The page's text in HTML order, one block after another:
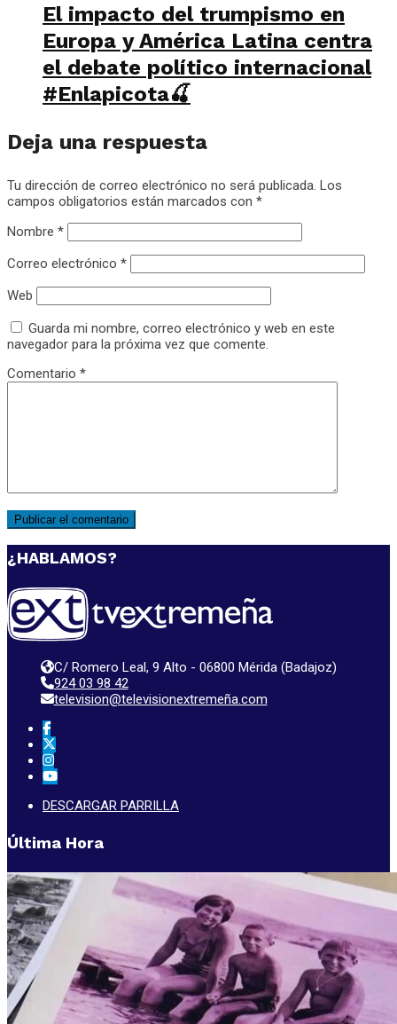
El impacto del trumpismo en
Europa y América Latina centra
el debate político internacional
#Enlapicota🍒
Deja una respuesta
Tu dirección de correo electrónico no será publicada. Los
campos obligatorios están marcados con *
Nombre *
Correo electrónico *
Web
Guarda mi nombre, correo electrónico y web en este
navegador para la próxima vez que comente.
Comentario *
¿HABLAMOS?
C/ Romero Leal, 9 Alto - 06800 Mérida (Badajoz)
924 03 98 42
television@televisionextremeña.com
DESCARGAR PARRILLA
Última Hora